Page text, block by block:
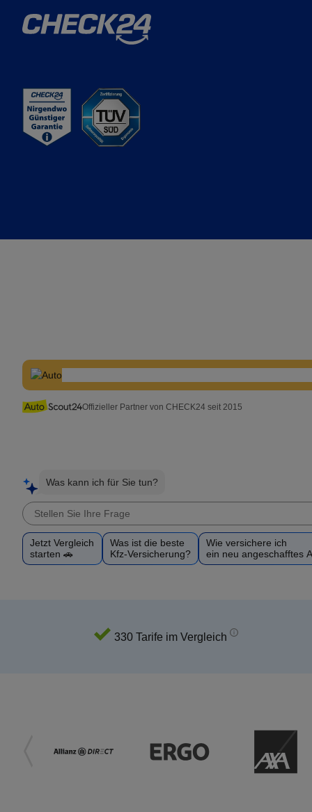
Offizieller Partner von CHECK24 seit 2015
Was kann ich für Sie tun?
Jetzt Vergleich
starten 🚗
Was ist die beste
Kfz-Versicherung?
Wie versichere ich
ein neu angeschafftes
330 Tarife im Vergleich